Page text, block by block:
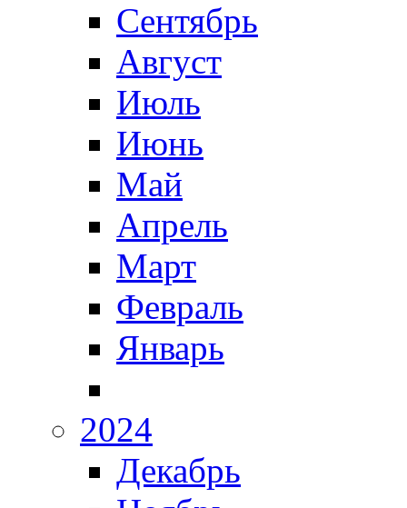
Сентябрь
Август
Июль
Июнь
Май
Апрель
Март
Февраль
Январь
2024
Декабрь